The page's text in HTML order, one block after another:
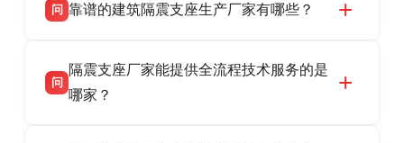
问 靠谱的建筑隔震支座生产厂家有哪些？
震支座厂家，专业生产 LRB 铅芯、LNR 天然、
HDR 高阻尼、FPS 摩擦摆隔震支座，资质齐
问
隔震支座厂家能提供全流程技术服务的是
哪家？